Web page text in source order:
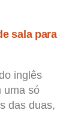
sala para
inglês
uma só
das duas,